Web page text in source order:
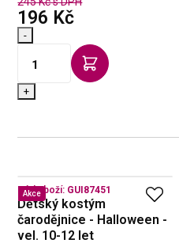
196 Kčs DPH
-
+
Akce
Kód zboží: GUI87451
Dětský kostým
čarodějnice - Halloween -
vel. 10-12 let